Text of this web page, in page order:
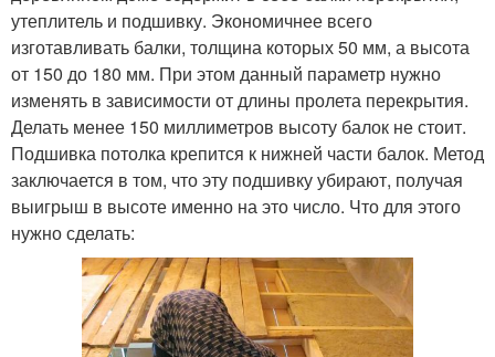
утеплитель и подшивку. Экономичнее всего
изготавливать балки, толщина которых 50 мм, а высота
от 150 до 180 мм. При этом данный параметр нужно
изменять в зависимости от длины пролета перекрытия.
Делать менее 150 миллиметров высоту балок не стоит.
Подшивка потолка крепится к нижней части балок. Метод
заключается в том, что эту подшивку убирают, получая
выигрыш в высоте именно на это число. Что для этого
нужно сделать: